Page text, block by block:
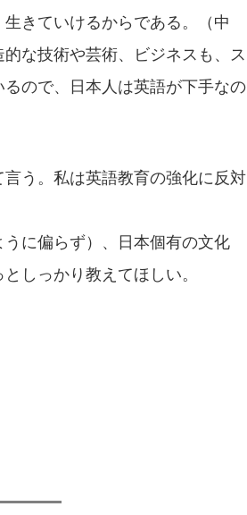
きていけるからである。（中
な技術や芸術、ビジネスも、ス
ので、日本人は英語が下手なの
う。私は英語教育の強化に反対
に偏らず）、日本個有の文化
しっかり教えてほしい。